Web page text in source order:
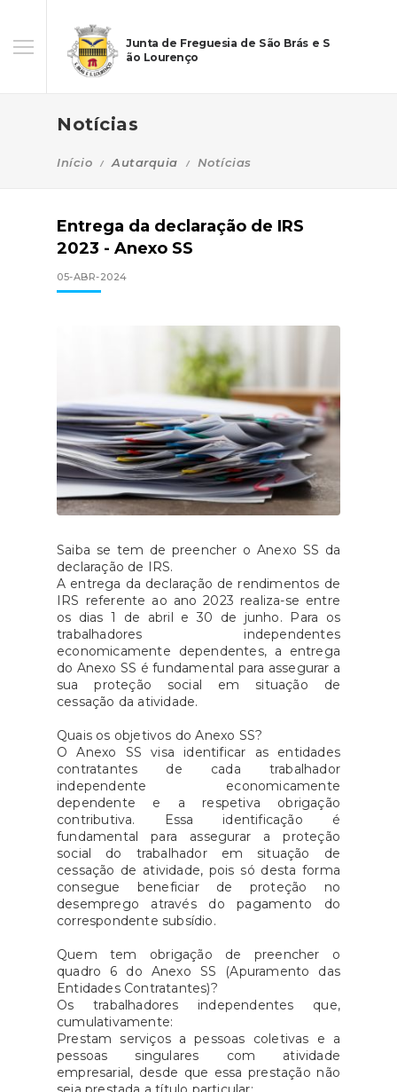
Junta de Freguesia de São Brás e S
ão Lourenço
Notícias
Início Autarquia Notícias
Entrega da declaração de IRS
2023 - Anexo SS
05-ABR-2024
Saiba se tem de preencher o Anexo SS da
declaração de IRS.
A entrega da declaração de rendimentos de
IRS referente ao ano 2023 realiza-se entre
os dias 1 de abril e 30 de junho. Para os
trabalhadores independentes
economicamente dependentes, a entrega
do Anexo SS é fundamental para assegurar a
sua proteção social em situação de
cessação da atividade.
Quais os objetivos do Anexo SS?
O Anexo SS visa identificar as entidades
contratantes de cada trabalhador
independente economicamente
dependente e a respetiva obrigação
contributiva. Essa identificação é
fundamental para assegurar a proteção
social do trabalhador em situação de
cessação de atividade, pois só desta forma
consegue beneficiar de proteção no
desemprego através do pagamento do
correspondente subsídio.
Quem tem obrigação de preencher o
quadro 6 do Anexo SS (Apuramento das
Entidades Contratantes)?
Os trabalhadores independentes que,
cumulativamente:
Prestam serviços a pessoas coletivas e a
pessoas singulares com atividade
empresarial, desde que essa prestação não